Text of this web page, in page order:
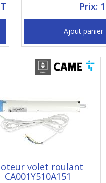
Prix:
Ajout panier
volet roulant
CA001Y510A151